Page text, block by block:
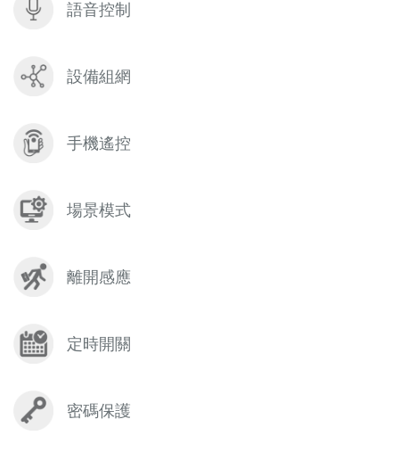
語音控制
設備組網
手機遙控
場景模式
離開感應
定時開關
密碼保護